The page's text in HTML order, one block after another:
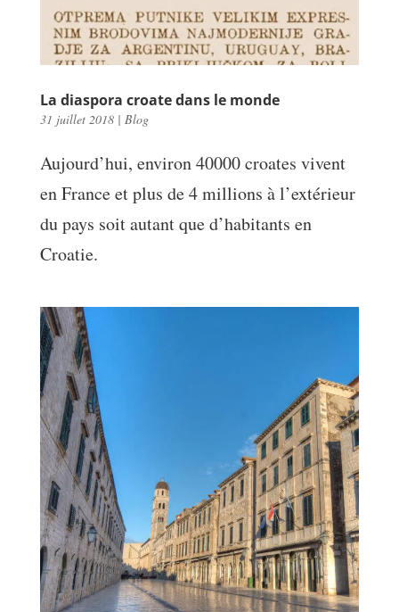
La diaspora croate dans le monde
31 juillet 2018| Blog
Aujourd’hui, environ 40000 croates vivent
en France et plus de 4 millions à l’extérieur
du pays soit autant que d’habitants en
Croatie.